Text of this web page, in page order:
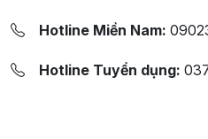
Hotline Miền Nam:
Hotline Tuyển dụng: